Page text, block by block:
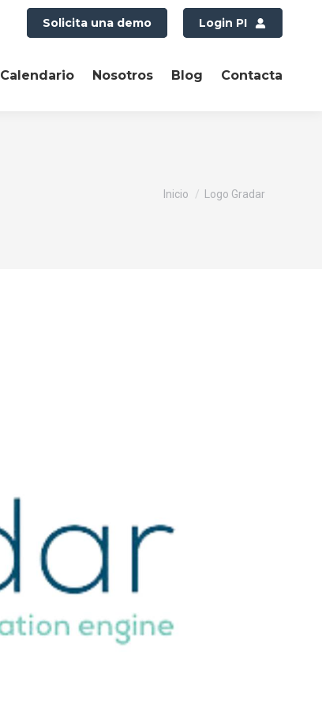
Solicita una demo Login PI
Calendario Nosotros Blog Contacta
Estás aquí:
Inicio Logo Gradar